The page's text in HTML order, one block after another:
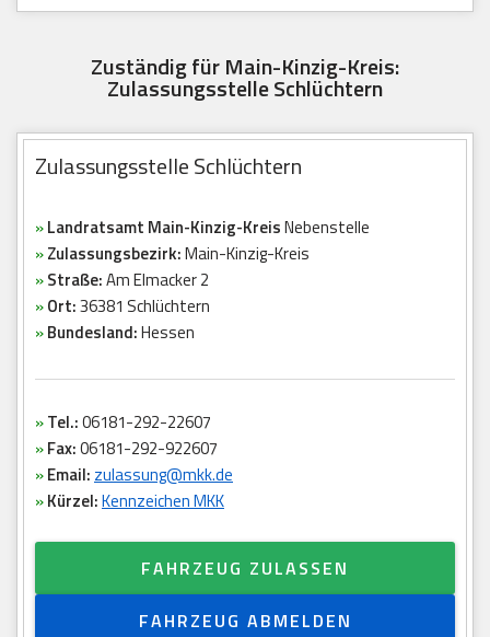
Zuständig für Main-Kinzig-Kreis:
Zulassungsstelle Schlüchtern
Zulassungsstelle Schlüchtern
»Landratsamt Main-Kinzig-KreisNebenstelle
»Zulassungsbezirk:Main-Kinzig-Kreis
»Straße:Am Elmacker 2
»Ort:36381 Schlüchtern
»Bundesland:Hessen
»Tel.:06181-292-22607
»Fax:06181-292-922607
»Email: zulassung@mkk.de
»Kürzel:Kennzeichen MKK
FAHRZEUG ZULASSEN
FAHRZEUG ABMELDEN